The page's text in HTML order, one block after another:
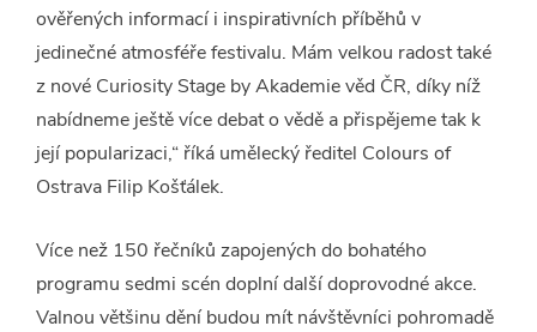
ověřených informací i inspirativních příběhů v
jedinečné atmosféře festivalu. Mám velkou radost také
z nové Curiosity Stage by Akademie věd ČR, díky níž
nabídneme ještě více debat o vědě a přispějeme tak k
její popularizaci,“ říká umělecký ředitel Colours of
Ostrava Filip Košťálek.
Více než 150 řečníků zapojených do bohatého
programu sedmi scén doplní další doprovodné akce.
Valnou většinu dění budou mít návštěvníci pohromadě